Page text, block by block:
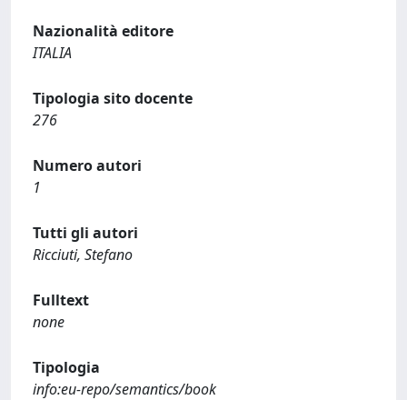
Nazionalità editore
ITALIA
Tipologia sito docente
276
Numero autori
1
Tutti gli autori
Ricciuti, Stefano
Fulltext
none
Tipologia
info:eu-repo/semantics/book